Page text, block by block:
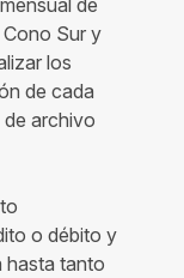
Sur y
los
de cada
archivo
o débito y
hasta tanto